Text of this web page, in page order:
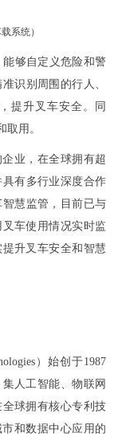
系统）
能够自定义危险和警
识别周围的行人、
提升叉车安全。同
用。
业，在全球拥有超
有多行业深度合作
慧监管，目前已与
车使用情况实时监
升叉车安全和智慧
）始创于1987
人工智能、物联网
球拥有核心专利技
和数据中心应用的